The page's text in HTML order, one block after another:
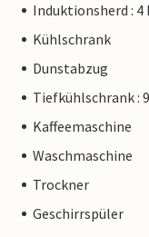
Induktionsherd :
Kühlschrank
Dunstabzug
Tiefkühlschrank :
Kaffeemaschine
Waschmaschine
Trockner
Geschirrspüler